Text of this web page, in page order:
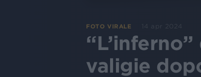
FOTO VIRALE 14 apr 2024
valigie